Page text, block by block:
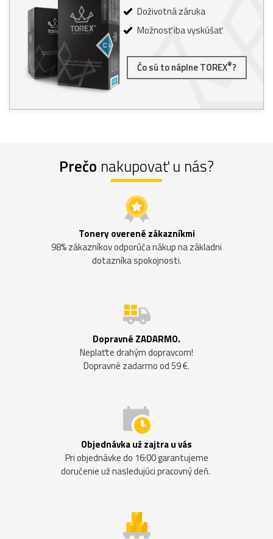
Doživotná záruka
Možnosť iba vyskúšať
Čo sú to náplne TOREX®?
Prečo nakupovať u nás?
Tonery overené zákazníkmi
98% zákazníkov odporúča nákup na základni
dotazníka spokojnosti.
Dopravné ZADARMO.
Neplaťte drahým dopravcom!
Dopravné zadarmo od 59 €.
Objednávka už zajtra u vás
Pri objednávke do 16:00 garantujeme
doručenie už nasledujúci pracovný deň.